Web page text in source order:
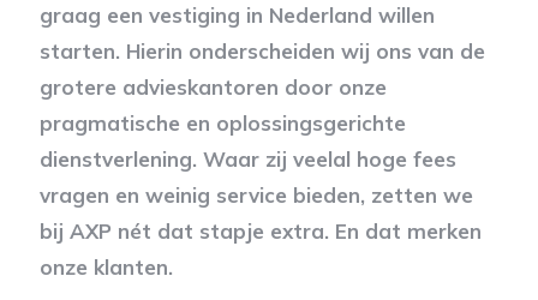
graag een vestiging in Nederland willen
starten. Hierin onderscheiden wij ons van de
grotere advieskantoren door onze
pragmatische en oplossingsgerichte
dienstverlening. Waar zij veelal hoge fees
vragen en weinig service bieden, zetten we
bij AXP nét dat stapje extra. En dat merken
onze klanten.